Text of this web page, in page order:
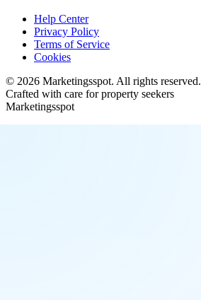
Help Center
Privacy Policy
Terms of Service
Cookies
© 2026 Marketingsspot. All rights reserved.
Crafted with care for property seekers
Marketingsspot